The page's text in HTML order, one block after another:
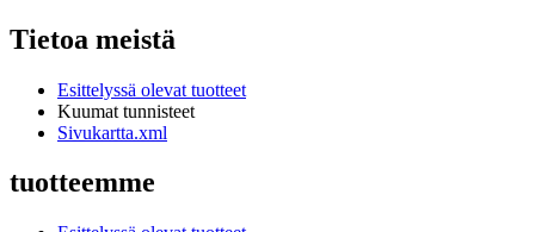
Tietoa meistä
Esittelyssä olevat tuotteet
Kuumat tunnisteet
Sivukartta.xml
tuotteemme